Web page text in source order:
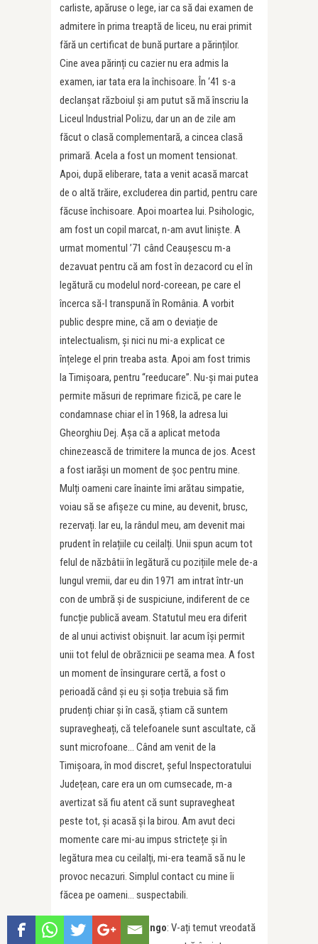
carliste, apăruse o lege, iar ca să dai examen de
admitere în prima treaptă de liceu, nu erai primit
fără un certificat de bună purtare a părinților.
Cine avea părinți cu cazier nu era admis la
examen, iar tata era la închisoare. În ‘41 s-a
declanșat războiul și am putut să mă înscriu la
Liceul Industrial Polizu, dar un an de zile am
făcut o clasă complementară, a cincea clasă
primară. Acela a fost un moment tensionat.
Apoi, după eliberare, tata a venit acasă marcat
de o altă trăire, excluderea din partid, pentru care
făcuse închisoare. Apoi moartea lui. Psihologic,
am fost un copil marcat, n-am avut liniște. A
urmat momentul ’71 când Ceaușescu m-a
dezavuat pentru că am fost în dezacord cu el în
legătură cu modelul nord-coreean, pe care el
încerca să-l transpună în România. A vorbit
public despre mine, că am o deviație de
intelectualism, și nici nu mi-a explicat ce
înțelege el prin treaba asta. Apoi am fost trimis
la Timișoara, pentru “reeducare”. Nu-și mai putea
permite măsuri de reprimare fizică, pe care le
condamnase chiar el în 1968, la adresa lui
Gheorghiu Dej. Așa că a aplicat metoda
chinezească de trimitere la munca de jos. Acest
a fost iarăși un moment de șoc pentru mine.
Mulți oameni care înainte îmi arătau simpatie,
voiau să se afișeze cu mine, au devenit, brusc,
rezervați. Iar eu, la rândul meu, am devenit mai
prudent în relațiile cu ceilalți. Unii spun acum tot
felul de năzbâtii în legătură cu pozițiile mele de-a
lungul vremii, dar eu din 1971 am intrat într-un
con de umbră și de suspiciune, indiferent de ce
funcție publică aveam. Statutul meu era diferit
de al unui activist obișnuit. Iar acum își permit
unii tot felul de obrăznicii pe seama mea. A fost
un moment de însingurare certă, a fost o
perioadă când și eu și soția trebuia să fim
prudenți chiar și în casă, știam că suntem
supravegheați, că telefoanele sunt ascultate, că
sunt microfoane… Când am venit de la
Timișoara, în mod discret, șeful Inspectoratului
Județean, care era un om cumsecade, m-a
avertizat să fiu atent că sunt supravegheat
peste tot, și acasă și la birou. Am avut deci
momente care mi-au impus strictețe și în
legătura mea cu ceilalți, mi-era teamă să nu le
provoc necazuri. Simplul contact cu mine îi
făcea pe oameni… suspectabili.
Marea Dragoste / Tango: V-ați temut vreodată